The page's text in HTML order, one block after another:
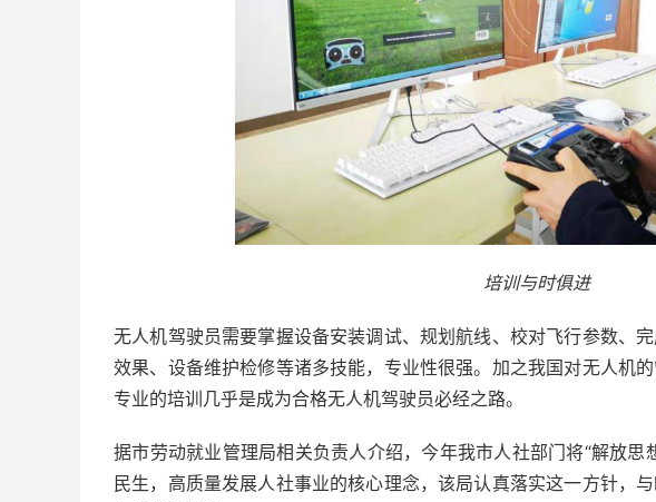
培训与时俱进
无人机驾驶员需要掌握设备安装调试、规划航线、校对飞行参数、
效果、设备维护检修等诸多技能，专业性很强。加之我国对无人机
专业的培训几乎是成为合格无人机驾驶员必经之路。
据市劳动就业管理局相关负责人介绍，今年我市人社部门将“解放思
民生，高质量发展人社事业的核心理念，该局认真落实这一方针，